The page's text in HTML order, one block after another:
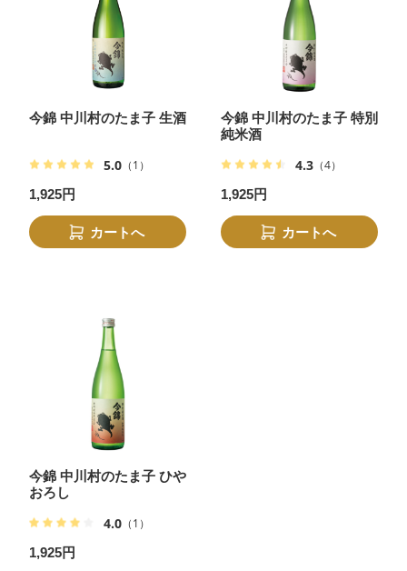
今錦 中川村のたま子 生酒
5.0 （1）
1,925円
カートへ
今錦 中川村のたま子 特別
純米酒
4.3 （4）
1,925円
カートへ
今錦 中川村のたま子 ひや
おろし
4.0 （1）
1,925円